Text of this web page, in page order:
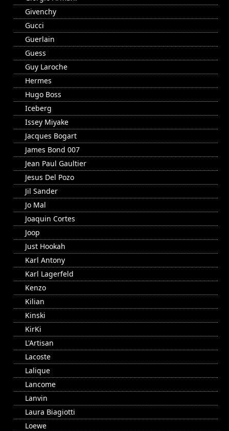
Givenchy
Gucci
Guerlain
Guess
Guy Laroche
Hermes
Hugo Boss
Iceberg
Issey Miyake
Jacques Bogart
James Bond 007
Jean Paul Gaultier
Jesus Del Pozo
Jil Sander
Jo Mal
Joaquin Cortes
Joop
Just Hookah
Karl Antony
Karl Lagerfeld
Kenzo
Kilian
Kinski
KirKi
L'Artisan
Lacoste
Lalique
Lancome
Lanvin
Laura Biagiotti
Loewe